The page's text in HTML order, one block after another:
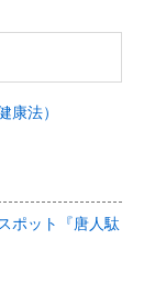
康法）
ポット『唐人駄